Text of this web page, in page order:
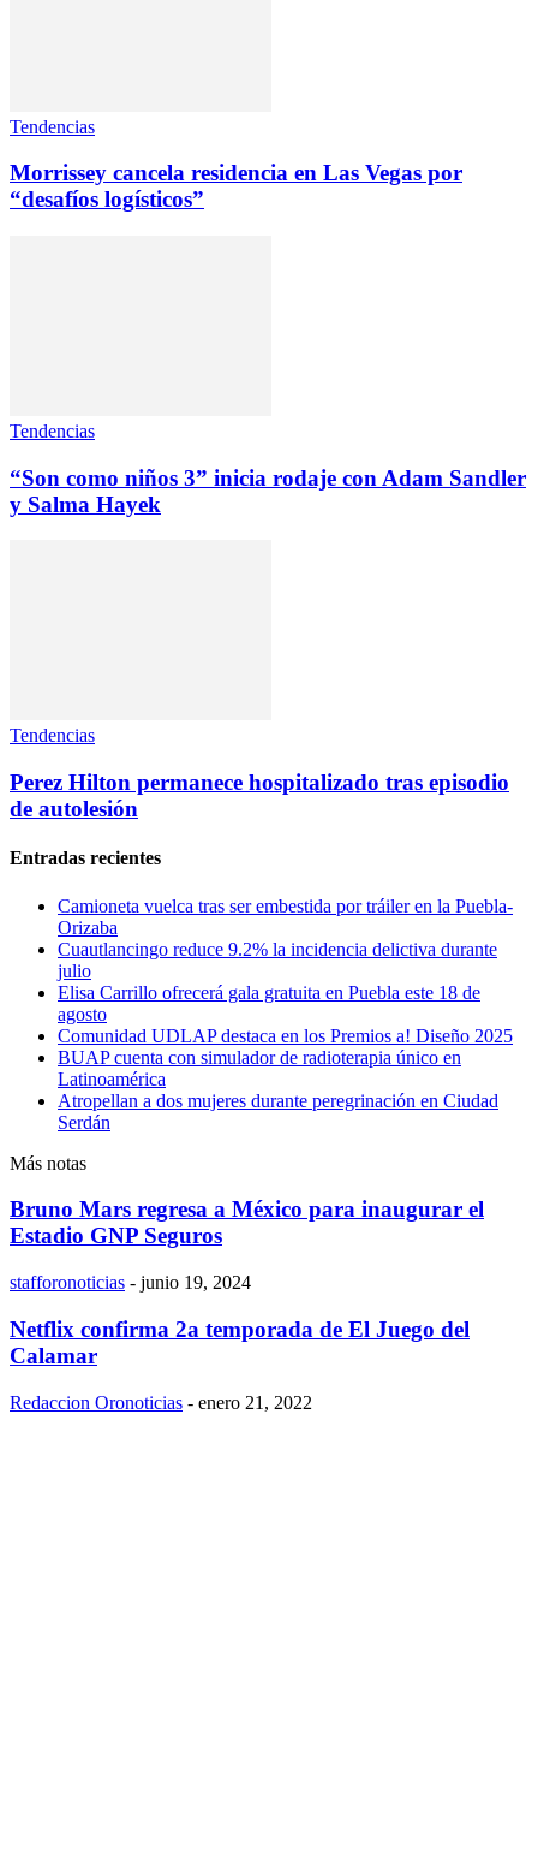
Tendencias
Morrissey cancela residencia en Las Vegas por
“desafíos logísticos”
Tendencias
“Son como niños 3” inicia rodaje con Adam Sandler
y Salma Hayek
Tendencias
Perez Hilton permanece hospitalizado tras episodio
de autolesión
Entradas recientes
Camioneta vuelca tras ser embestida por tráiler en la Puebla-
Orizaba
Cuautlancingo reduce 9.2% la incidencia delictiva durante
julio
Elisa Carrillo ofrecerá gala gratuita en Puebla este 18 de
agosto
Comunidad UDLAP destaca en los Premios a! Diseño 2025
BUAP cuenta con simulador de radioterapia único en
Latinoamérica
Atropellan a dos mujeres durante peregrinación en Ciudad
Serdán
Más notas
Bruno Mars regresa a México para inaugurar el
Estadio GNP Seguros
stafforonoticias - junio 19, 2024
Netflix confirma 2a temporada de El Juego del
Calamar
Redaccion Oronoticias - enero 21, 2022